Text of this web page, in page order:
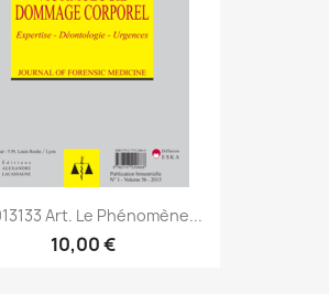
Art. Le Phénomène...
10,00 €